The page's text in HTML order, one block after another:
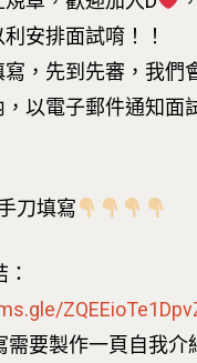
安排面試唷！！
寫，先到先審，我們
以電子郵件通知面
刀填寫
需要製作一頁自我介
領域專
24hrs
D-Day
創意
領導
實作
企業
探索
D電子報
EN
Siyuan